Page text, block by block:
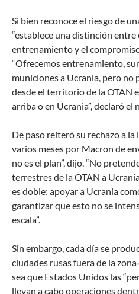
Si bien reconoce el riesgo de
“establece una distinción
entrenamiento y el
“Ofrecemos entrenamiento,
municiones a Ucrania, pero
desde el territorio de la OTAN
arriba o en Ucrania”, declaró el
De paso reiteró su rechazo a
varios meses por Macron de
no es el plan”, dijo. “No
terrestres de la OTAN a
es doble: apoyar a Ucrania
garantizar que esto no se
escala”.
Sin embargo, cada día se
ciudades rusas fuera de la
sea que Estados Unidos las
llevan a cabo operaciones